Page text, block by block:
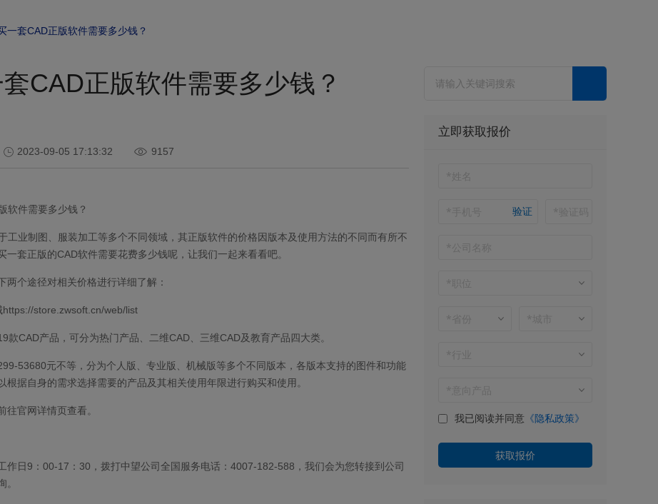
一套CAD正版软件需要多少钱？
CAD正版软件需要多少钱？
2023-09-05 17:13:32 9157
软件需要多少钱？
工业制图、服装加工等多个不同领域，其正版软件的价格因版本及使用方法的不同而有所不
一套正版的CAD软件需要花费多少钱呢，让我们一起来看看吧。
两个途径对相关价格进行详细了解：
https://store.zwsoft.cn/web/list
款CAD产品，可分为热门产品、二维CAD、三维CAD及教育产品四大类。
53680元不等，分为个人版、专业版、机械版等多个不同版本，各版本支持的图件和功能
根据自身的需求选择需要的产品及其相关使用年限进行购买和使用。
往官网详情页查看。
作日9：00-17：30，拨打中望公司全国服务电话：4007-182-588，我们会为您转接到公司
。
立即获取报价
验证
我已阅读并同意 《隐私政策》